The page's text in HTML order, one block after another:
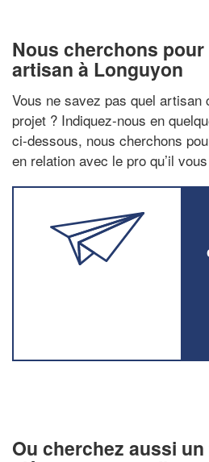
Nous cherchons
artisan à Longuyon
Vous ne savez pas quel artisan
projet ? Indiquez-nous en
ci-dessous, nous cherchons
en relation avec le pro qu’il
Ou cherchez aussi